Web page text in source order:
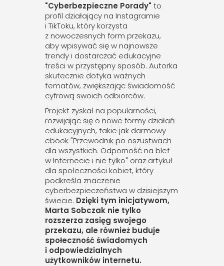
"Cyberbezpieczne Porady" to
profil działający na Instagramie
i TikToku, który korzysta
z nowoczesnych form przekazu,
aby wpisywać się w najnowsze
trendy i dostarczać edukacyjne
treści w przystępny sposób. Autorka
skutecznie dotyka ważnych
tematów, zwiększając świadomość
cyfrową swoich odbiorców.
Projekt zyskał na popularności,
rozwijając się o nowe formy działań
edukacyjnych, takie jak darmowy
ebook "Przewodnik po oszustwach
dla wszystkich. Odporność na blef
w Internecie i nie tylko" oraz artykuł
dla społeczności kobiet, który
podkreśla znaczenie
cyberbezpieczeństwa w dzisiejszym
świecie. Dzięki tym inicjatywom,
Marta Sobczak nie tylko
rozszerza zasięg swojego
przekazu, ale również buduje
społeczność świadomych
i odpowiedzialnych
użytkowników internetu.